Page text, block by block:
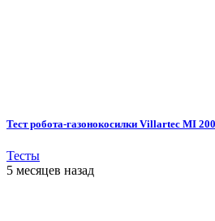
Тест робота-газонокосилки Villartec MI
Тесты
5 месяцев назад